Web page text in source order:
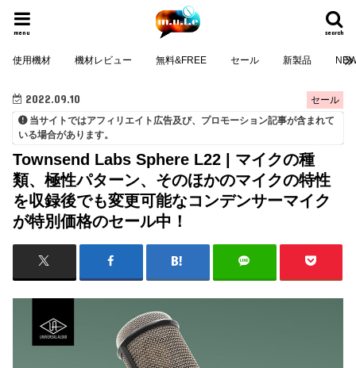
search
menu
使用機材 機材レビュー 無料&FREE セール 新製品
セール
2022.09.10
当サイトではアフィリエイト広告及び、プロモーション記事が含まれて
いる場合があります。
Townsend Labs Sphere L22 | マイクの種
類、極性パターン、そのほかのマイクの特性
を収録後でも変更可能なコンデンサーマイク
が特別価格のセール中！